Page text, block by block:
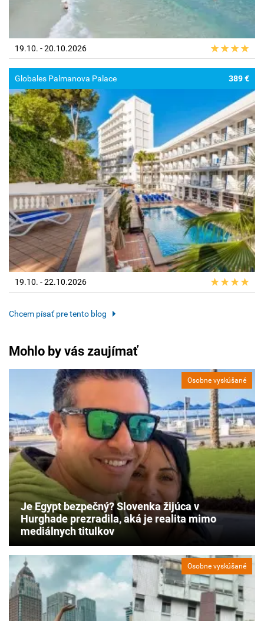
19.10. - 20.10.2026
Globales Palmanova Palace 389 €
19.10. - 22.10.2026
Chcem písať pre tento blog
Mohlo by vás zaujímať
Je Egypt bezpečný? Slovenka žijúca v
Hurghade prezradila, aká je realita mimo
mediálnych titulkov
Osobne vyskúšané
Osobne vyskúšané